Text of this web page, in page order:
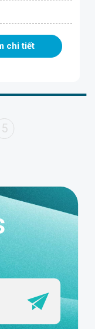
chi tiết
5